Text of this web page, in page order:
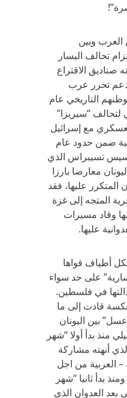
العرب وبين
تحالف اليسار
صناديق الاقتراع
تحرر عرب
التاريخي عام
لتحالف “سيريزا”
مع إسرائيل
ضمن حدود عام
تسيبراس الذي
معارضا بارزا
عليها، فقد
المتجه إلى غزة
عنها وقاد مسيرات
عليها.
أطياف قواها
على حد سواء
في فلسطين.
قادت إلى ما
بين اليونان
منذ بدأ أولا “شهر
أنهته مشاركة
– العربية من اجل
بدأ ثانيا “شهر
بعد العدوان الذي